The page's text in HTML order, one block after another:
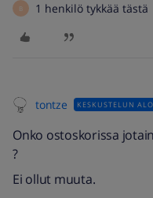
B 1 henkilö tykkää tästä
tontze KESKUSTELUN
Onko ostoskorissa
?
Ei ollut muuta.